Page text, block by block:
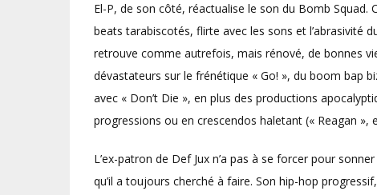
El-P, de son côté, réactualise le son du Bomb
beats tarabiscotés, flirte avec les sons et l’abrasivité
retrouve comme autrefois, mais rénové, de bonnes
dévastateurs sur le frénétique « Go! », du boom bap
avec « Don’t Die », en plus des productions
progressions ou en crescendos haletant (« Reagan »,
L’ex-patron de Def Jux n’a pas à se forcer pour
qu’il a toujours cherché à faire. Son hip-hop